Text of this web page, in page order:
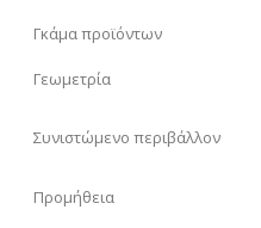
Γκάμα προϊόντων
Γεωμετρία
Συνιστώμενο περιβάλλον
Προμήθεια